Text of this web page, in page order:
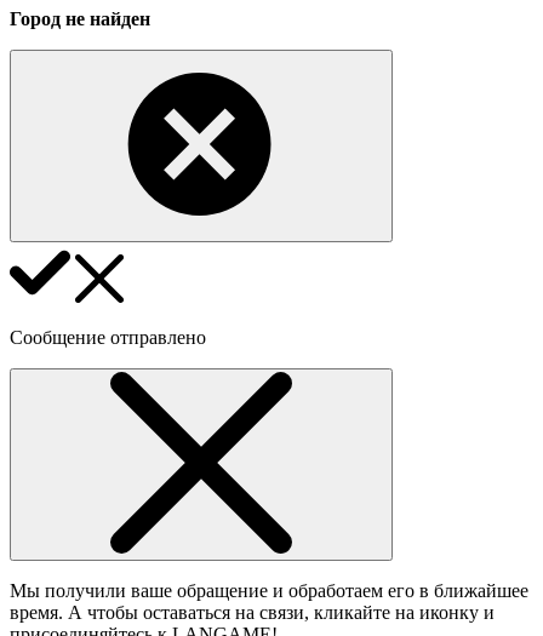
Город не найден
Сообщение отправлено
Мы получили ваше обращение и обработаем его в ближайшее
время. А чтобы оставаться на связи, кликайте на иконку и